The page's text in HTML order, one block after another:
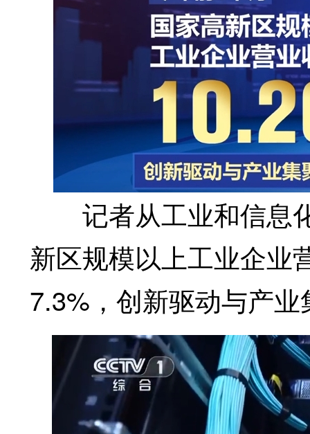
记者从工业和信息
新区规模以上工业企业
7.3%，创新驱动与产